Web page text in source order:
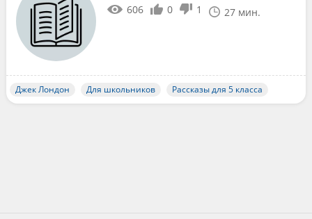
606 0 1 27 мин.
Джек Лондон Для школьников Рассказы для 5 класса